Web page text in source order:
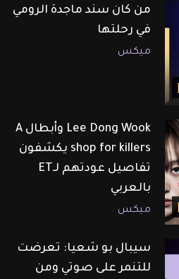
من كان سند ماجدة الرومي
في رحلتها
ميكس
Lee Dong Wook وأبطال A
shop for killers يكشفون
تفاصيل عودتهم لـET
بالعربي
ميكس
سيبال بو شعيا: تعرضت
للتنمر على صوتي ومن